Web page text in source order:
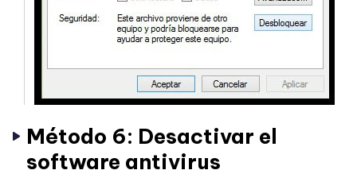
Método 6: Desactivar el
software antivirus